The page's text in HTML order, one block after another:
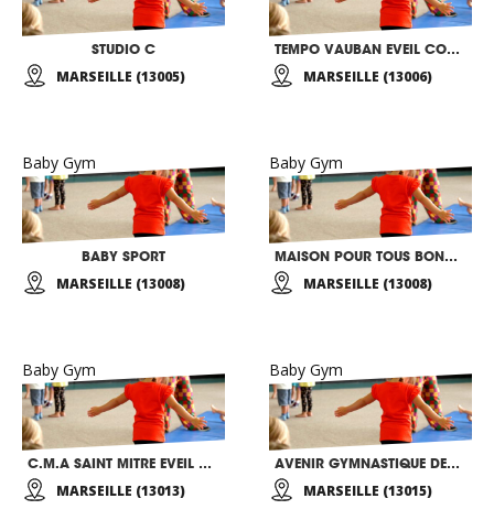
STUDIO C
MARSEILLE (13005)
TEMPO VAUBAN EVEIL CORPOREL
MARSEILLE (13006)
Baby Gym
BABY SPORT
MARSEILLE (13008)
Baby Gym
MAISON POUR TOUS BONNEVEINE
MARSEILLE (13008)
Baby Gym
C.M.A SAINT MITRE EVEIL CORPOREL
MARSEILLE (13013)
Baby Gym
AVENIR GYMNASTIQUE DES PINS
MARSEILLE (13015)